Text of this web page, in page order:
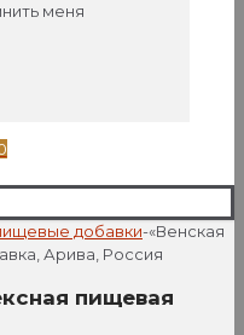
меня
добавки-«Венская
Арива, Россия
пищевая